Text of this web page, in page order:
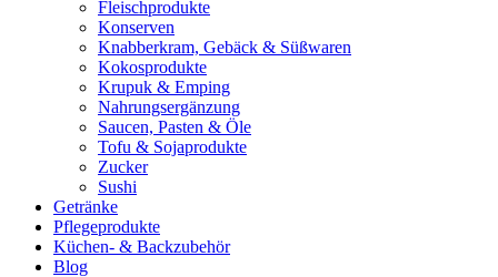
Fleischprodukte
Konserven
Knabberkram, Gebäck & Süßwaren
Kokosprodukte
Krupuk & Emping
Nahrungsergänzung
Saucen, Pasten & Öle
Tofu & Sojaprodukte
Zucker
Sushi
Getränke
Pflegeprodukte
Küchen- & Backzubehör
Blog